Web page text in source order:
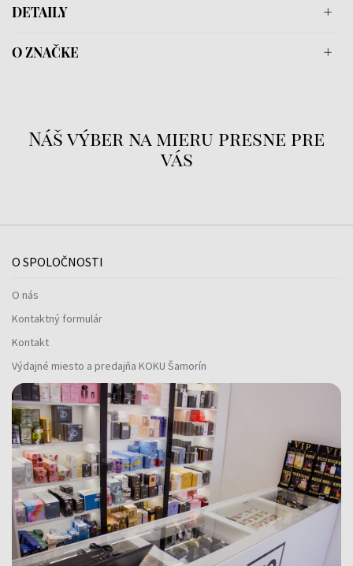
DETAILY
O ZNAČKE
Náš výber na mieru presne pre
vás
O SPOLOČNOSTI
O nás
Kontaktný formulár
Kontakt
Výdajné miesto a predajňa KOKU Šamorín